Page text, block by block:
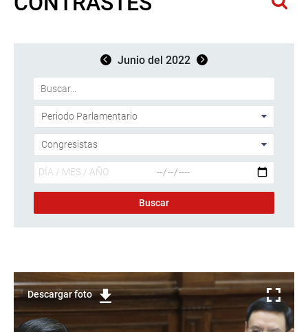
Junio del 2022
Descargar foto